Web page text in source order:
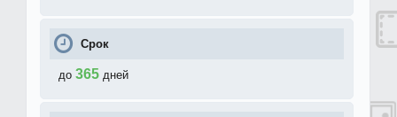
Срок
до 365 дней